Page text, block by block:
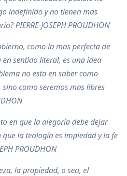
indefinido y no tienen mas
PIERRE-JOSEPH PROUDHON
como la mas perfecta de
sentido literal, es una idea
no esta en saber como
como seremos mas libres
en que la alegoría debe dejar
la teología es impiedad y la fe
PROUDHON
la propiedad, o sea, el